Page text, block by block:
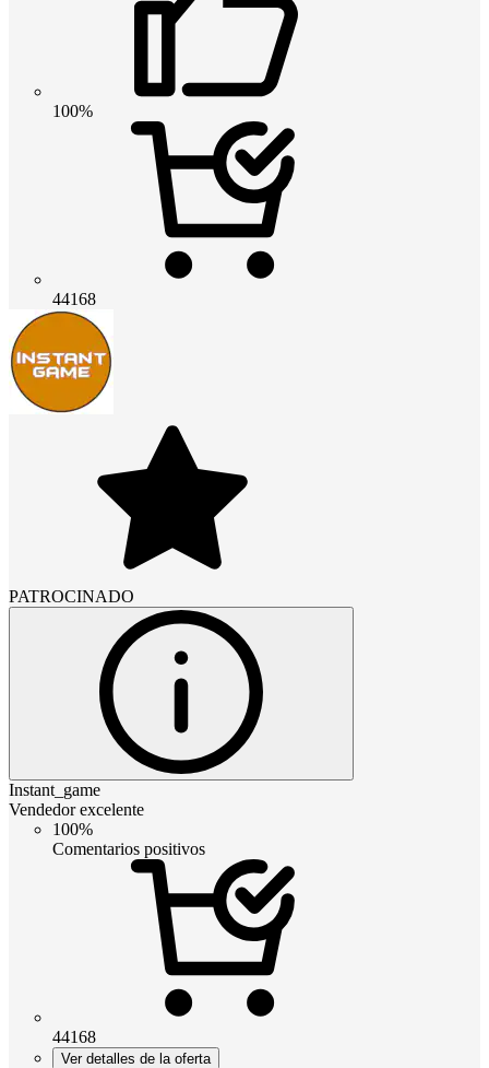
100%
44168
PATROCINADO
Instant_game
Vendedor excelente
100%
Comentarios positivos
44168
Ver detalles de la oferta